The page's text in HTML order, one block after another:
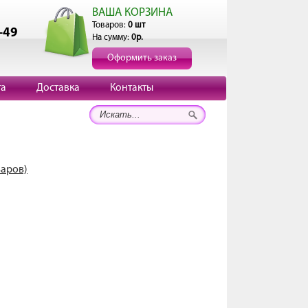
49
ВАША КОРЗИНА
Товаров: 0 шт
На сумму: 0р.
Оформить заказ
Доставка Контакты